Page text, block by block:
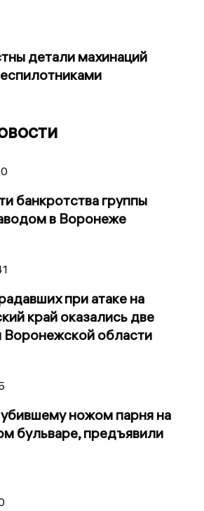
детали махинаций
банкротства группы
в Воронеже
при атаке на
край оказались две
Воронежской области
ножом парня на
бульваре, предъявили